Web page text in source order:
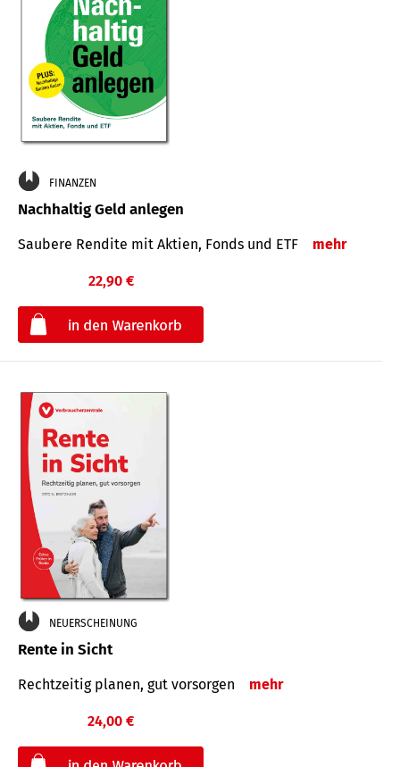
FINANZEN
Nachhaltig Geld anlegen
Saubere Rendite mit Aktien, Fonds und ETF mehr
22,90 €
NEUERSCHEINUNG
Rente in Sicht
Rechtzeitig planen, gut vorsorgen mehr
24,00 €